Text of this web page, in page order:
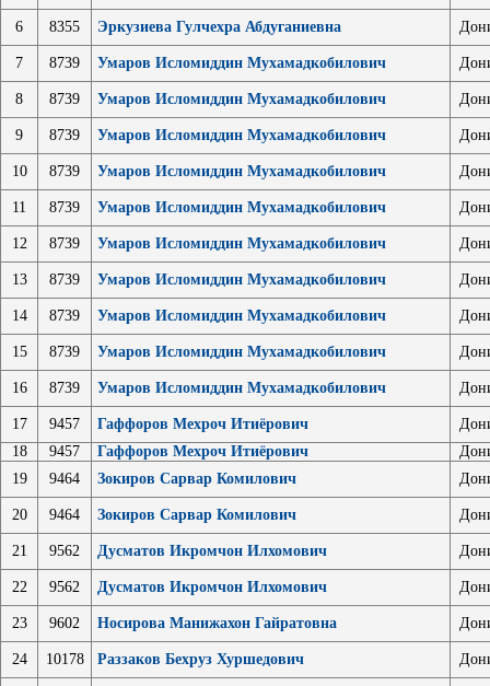
6 8355 Эркузиева Гулчехра Абдуганиевна
7 8739 Умаров Исломиддин Мухамадкобилович
8 8739 Умаров Исломиддин Мухамадкобилович
9 8739 Умаров Исломиддин Мухамадкобилович
10 8739 Умаров Исломиддин Мухамадкобилович
11 8739 Умаров Исломиддин Мухамадкобилович
12 8739 Умаров Исломиддин Мухамадкобилович
13 8739 Умаров Исломиддин Мухамадкобилович
14 8739 Умаров Исломиддин Мухамадкобилович
15 8739 Умаров Исломиддин Мухамадкобилович
16 8739 Умаров Исломиддин Мухамадкобилович
17 9457 Гаффоров Мехроч Итиёрович
18
9457 Гаффоров Мехроч Итиёрович
19
9464 Зокиров Сарвар Комилович
20 9464 Зокиров Сарвар Комилович
21 9562 Дусматов Икромчон Илхомович
22 9562 Дусматов Икромчон Илхомович
23 9602 Носирова Манижахон Гайратовна
24 10178 Раззаков Бехруз Хуршедович